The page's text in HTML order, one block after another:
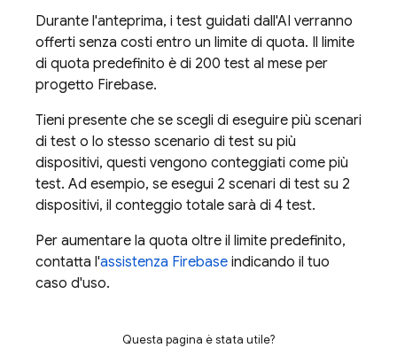
Durante l'anteprima, i test guidati dall'AI verranno
offerti senza costi entro un limite di quota. Il limite
di quota predefinito è di 200 test al mese per
progetto Firebase.
Tieni presente che se scegli di eseguire più scenari
di test o lo stesso scenario di test su più
dispositivi, questi vengono conteggiati come più
test. Ad esempio, se esegui 2 scenari di test su 2
dispositivi, il conteggio totale sarà di 4 test.
Per aumentare la quota oltre il limite predefinito,
contatta l'assistenza Firebase indicando il tuo
caso d'uso.
Questa pagina è stata utile?